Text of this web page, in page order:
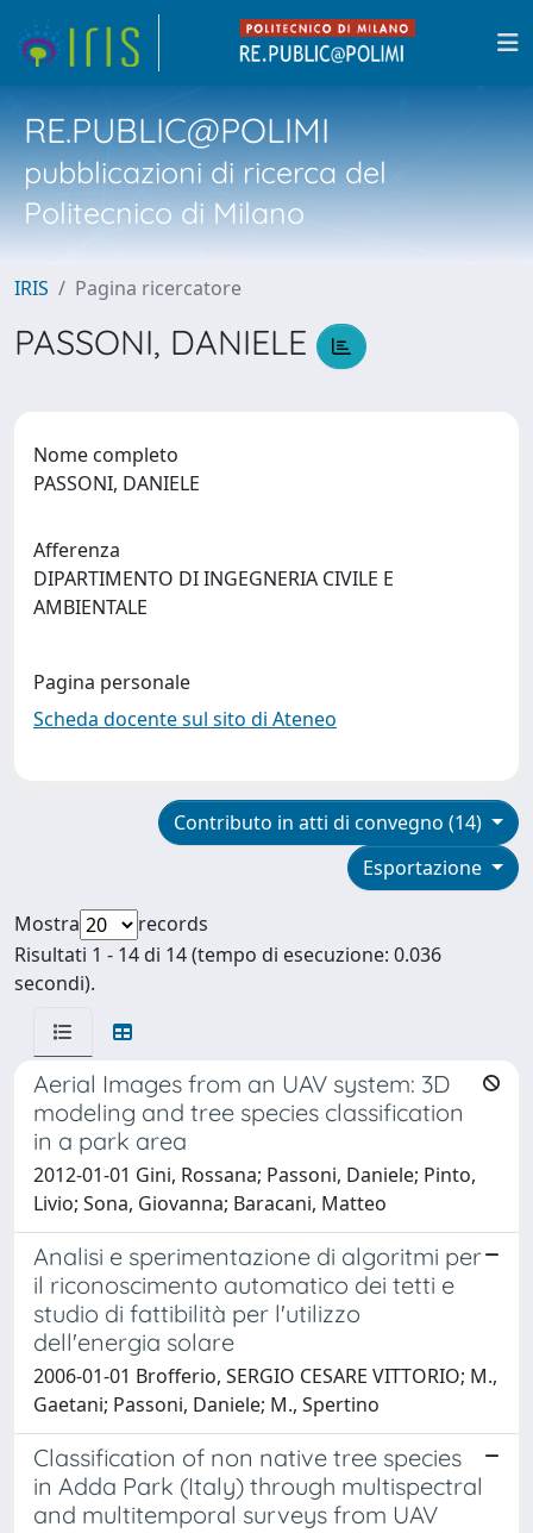
RE.PUBLIC@POLIMI
pubblicazioni di ricerca del
Politecnico di Milano
IRIS Pagina ricercatore
PASSONI, DANIELE
Nome completo
PASSONI, DANIELE
Afferenza
DIPARTIMENTO DI INGEGNERIA CIVILE E
AMBIENTALE
Pagina personale
Scheda docente sul sito di Ateneo
Contributo in atti di convegno (14)
Esportazione
Mostra
records
Risultati 1 - 14 di 14 (tempo di esecuzione: 0.036
secondi).
Aerial Images from an UAV system: 3D
modeling and tree species classification
in a park area
2012-01-01 Gini, Rossana; Passoni, Daniele; Pinto,
Livio; Sona, Giovanna; Baracani, Matteo
Analisi e sperimentazione di algoritmi per
il riconoscimento automatico dei tetti e
studio di fattibilità per l'utilizzo
dell'energia solare
2006-01-01 Brofferio, SERGIO CESARE VITTORIO; M.,
Gaetani; Passoni, Daniele; M., Spertino
Classification of non native tree species
in Adda Park (Italy) through multispectral
and multitemporal surveys from UAV